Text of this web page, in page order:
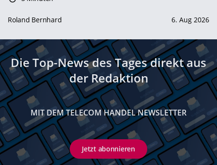
Roland Bernhard 6. Aug 2026
Die Top-News des Tages direkt aus
der Redaktion
MIT DEM TELECOM HANDEL NEWSLETTER
Jetzt abonnieren